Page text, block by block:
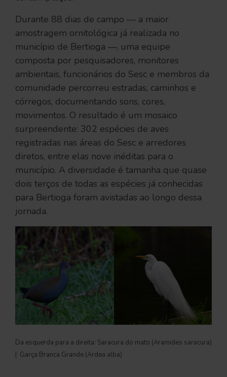
Durante 88 dias de campo — a maior
amostragem ornitológica já realizada no
município de Bertioga —, uma equipe
composta por pesquisadores, monitores
ambientais, funcionários do Sesc e membros da
comunidade percorreu estradas, caminhos e
córregos, documentando sons, cores,
movimentos. O resultado é um mosaico
surpreendente: 302 espécies de aves
registradas nas áreas do Sesc e arredores
diretos, entre elas nove inéditas para o
município. A diversidade é tamanha que quase
dois terços de todas as espécies já conhecidas
para Bertioga foram avistadas ao longo dessa
jornada.
Da esquerda para a direita: Saracura do mato (Aramides saracura)
|  Garça Branca Grande (Ardea alba)